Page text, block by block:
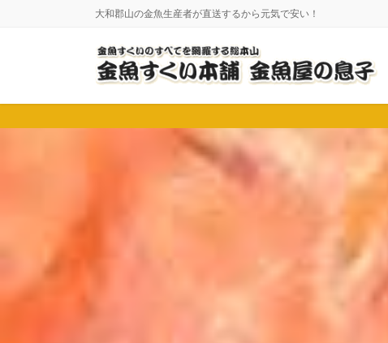
に
移
ョ
ン
大和郡山の金魚生産者が直送するから元気で安い！